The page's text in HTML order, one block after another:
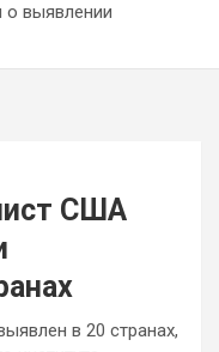
о выявлении
США
в 20 странах,